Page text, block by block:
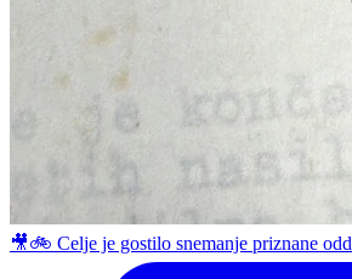
🎥🚲 Celje je gostilo snemanje priznane